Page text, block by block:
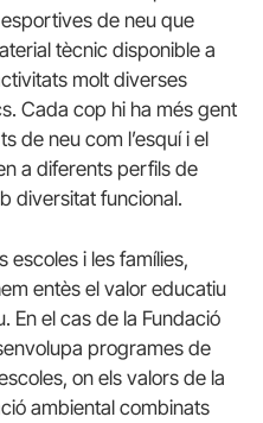
de neu que
tècnic disponible a
molt diverses
Cada cop hi ha més gent
de neu com l’esquí i el
a diferents perfils de
diversitat funcional.
escoles i les famílies,
entès el valor educatiu
En el cas de la Fundació
programes de
on els valors de la
ambiental combinats